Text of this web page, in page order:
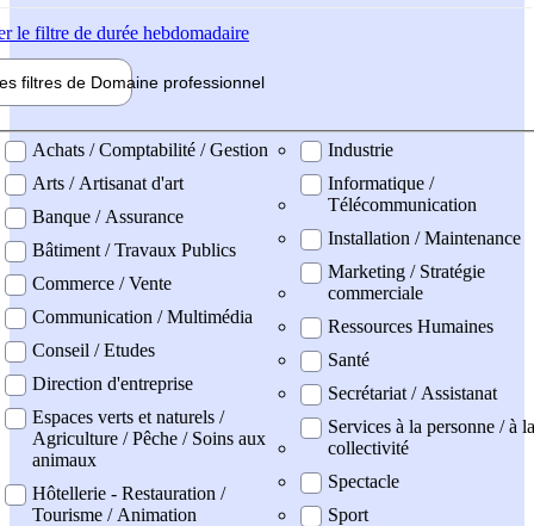
le filtre de durée hebdomadaire
filtres de Domaine professionnel
professionel
Achats / Comptabilité / Gestion
Arts / Artisanat d'art
Banque / Assurance
Bâtiment / Travaux Publics
Commerce / Vente
Communication / Multimédia
Conseil / Etudes
Direction d'entreprise
Espaces verts et naturels /
Agriculture / Pêche / Soins aux
animaux
Hôtellerie - Restauration /
Tourisme / Animation
Industrie
Informatique /
Télécommunication
Installation / Maintenance
Marketing / Stratégie
commerciale
Ressources Humaines
Santé
Secrétariat / Assistanat
Services à la personne / à la
collectivité
Spectacle
Sport